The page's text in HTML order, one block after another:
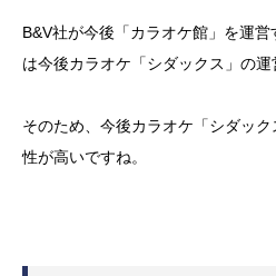
B&V社が今後「カラオケ館」を運
は今後カラオケ「シダックス」の運
そのため、今後カラオケ「シダッ
性が高いですね。